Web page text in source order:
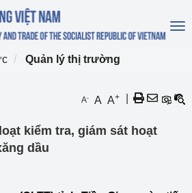
Quản lý thị trường
A- A A+
kiểm tra, giám sát hoạt
dầu